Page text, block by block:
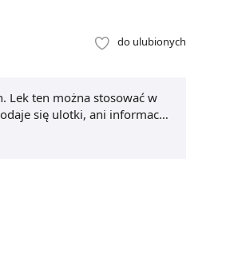
do ulubionych
Lek ten można stosować w
się ulotki, ani informacji